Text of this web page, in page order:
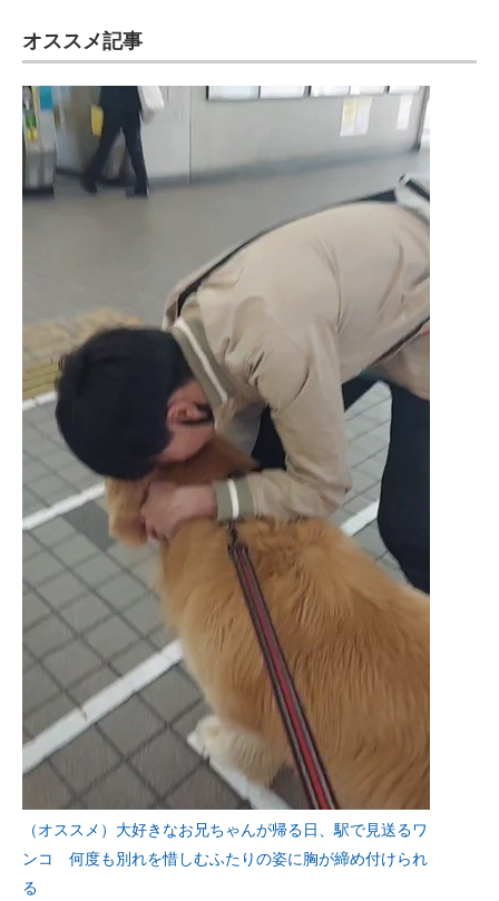
オススメ記事
（オススメ）大好きなお兄ちゃんが帰る日、駅で見送るワ
ンコ 何度も別れを惜しむふたりの姿に胸が締め付けられ
る